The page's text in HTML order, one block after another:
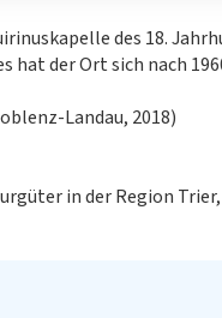
des 18.
hat der Ort sich nach
Landau, 2018)
in der Region